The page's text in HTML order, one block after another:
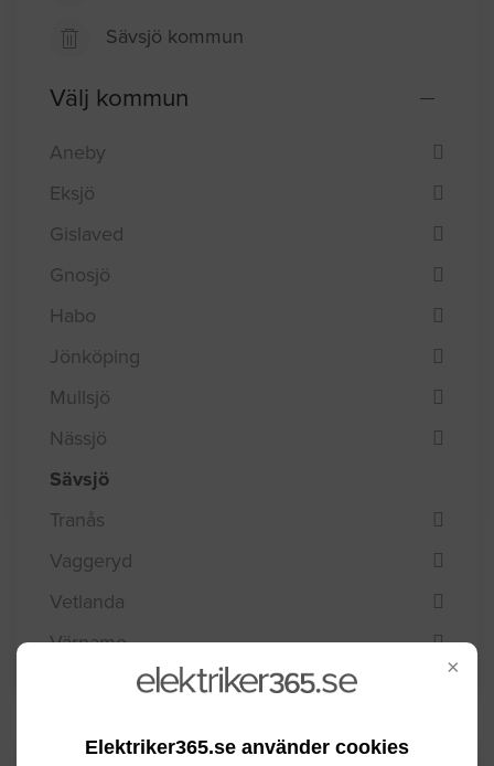
×
Elektriker365.se använder cookies
Sävsjö kommun
Välj kommun
Aneby
Eksjö
Gislaved
Gnosjö
Habo
Jönköping
Mullsjö
Nässjö
Sävsjö
Tranås
Vaggeryd
Vetlanda
Värnamo